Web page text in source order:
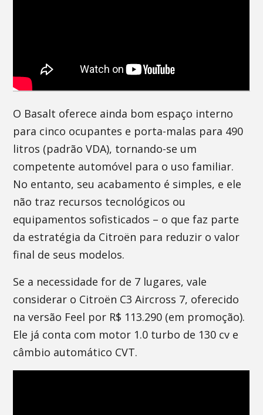
O Basalt oferece ainda bom espaço interno
para cinco ocupantes e porta-malas para 490
litros (padrão VDA), tornando-se um
competente automóvel para o uso familiar.
No entanto, seu acabamento é simples, e ele
não traz recursos tecnológicos ou
equipamentos sofisticados – o que faz parte
da estratégia da Citroën para reduzir o valor
final de seus modelos.
Se a necessidade for de 7 lugares, vale
considerar o Citroën C3 Aircross 7, oferecido
na versão Feel por R$ 113.290 (em promoção).
Ele já conta com motor 1.0 turbo de 130 cv e
câmbio automático CVT.